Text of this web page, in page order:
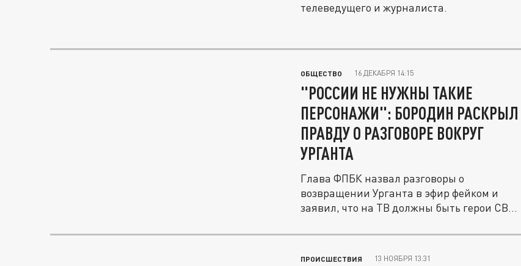
телеведущего и журналиста.
ОБЩЕСТВО 16 ДЕКАБРЯ 14:15
"РОССИИ НЕ НУЖНЫ ТАКИЕ
ПЕРСОНАЖИ": БОРОДИН РАСКРЫЛ
ПРАВДУ О РАЗГОВОРЕ ВОКРУГ
УРГАНТА
Глава ФПБК назвал разговоры о
возвращении Урганта в эфир фейком и
заявил, что на ТВ должны быть герои СВО,
ПРОИСШЕСТВИЯ 13 НОЯБРЯ 13:31